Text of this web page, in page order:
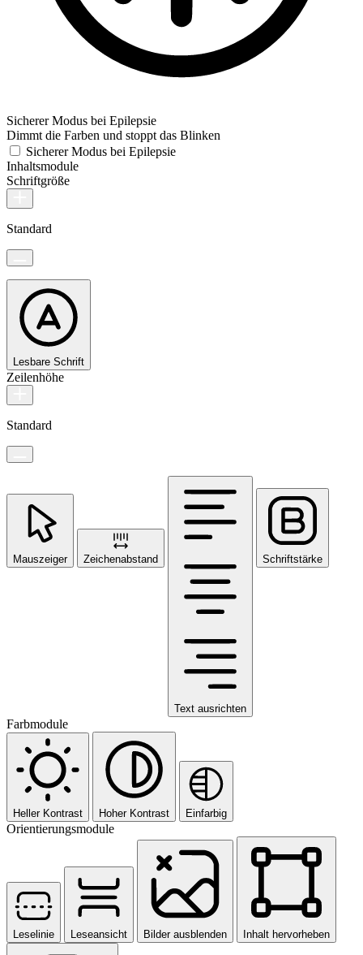
Sicherer Modus bei Epilepsie
Dimmt die Farben und stoppt das Blinken
Sicherer Modus bei Epilepsie
Inhaltsmodule
Schriftgröße
Standard
Lesbare Schrift
Zeilenhöhe
Standard
Mauszeiger Zeichenabstand
Text ausrichten
Schriftstärke
Farbmodule
Heller Kontrast Hoher Kontrast Einfarbig
Orientierungsmodule
Leselinie Leseansicht Bilder ausblenden Inhalt hervorheben